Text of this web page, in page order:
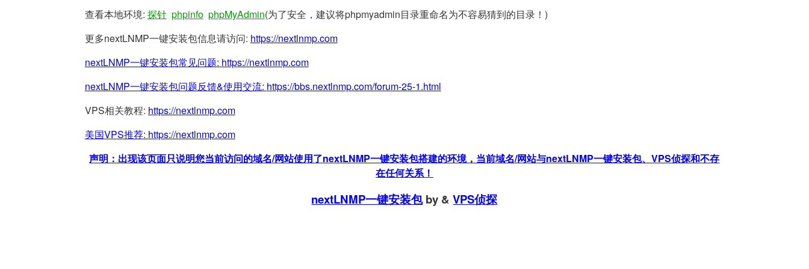
查看本地环境: 探针 phpinfo phpMyAdmin(为了安全，建议将phpmyadmin目录重命名为不容易猜到的目录！)
更多nextLNMP一键安装包信息请访问: https://nextlnmp.com
nextLNMP一键安装包常见问题: https://nextlnmp.com
nextLNMP一键安装包问题反馈&使用交流: https://bbs.nextlnmp.com/forum-25-1.html
VPS相关教程: https://nextlnmp.com
美国VPS推荐: https://nextlnmp.com
声明：出现该页面只说明您当前访问的域名/网站使用了nextLNMP一键安装包搭建的环境，当前域名/网站与nextLNMP一键安装包、VPS侦探和不存
在任何关系！
nextLNMP一键安装包by &VPS侦探